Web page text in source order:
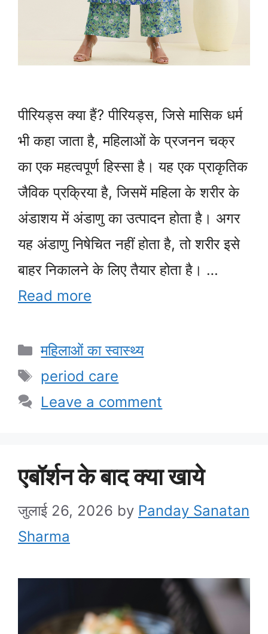
पीरियड्स क्या हैं? पीरियड्स, जिसे मासिक धर्म
भी कहा जाता है, महिलाओं के प्रजनन चक्र
का एक महत्वपूर्ण हिस्सा है। यह एक प्राकृतिक
जैविक प्रक्रिया है, जिसमें महिला के शरीर के
अंडाशय में अंडाणु का उत्पादन होता है। अगर
यह अंडाणु निषेचित नहीं होता है, तो शरीर इसे
बाहर निकालने के लिए तैयार होता है। …
Read more
Categories
महिलाओं का स्वास्थ्य
Tags
period care
Leave a comment
एबॉर्शन के बाद क्या खाये
जुलाई 26, 2026 by Panday Sanatan
Sharma